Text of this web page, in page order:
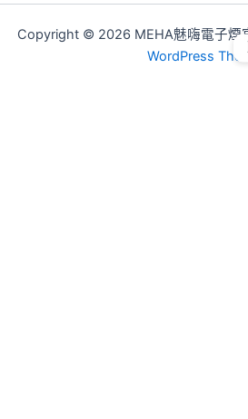
Copyright © 2026 MEHA魅嗨電子煙
WordPress